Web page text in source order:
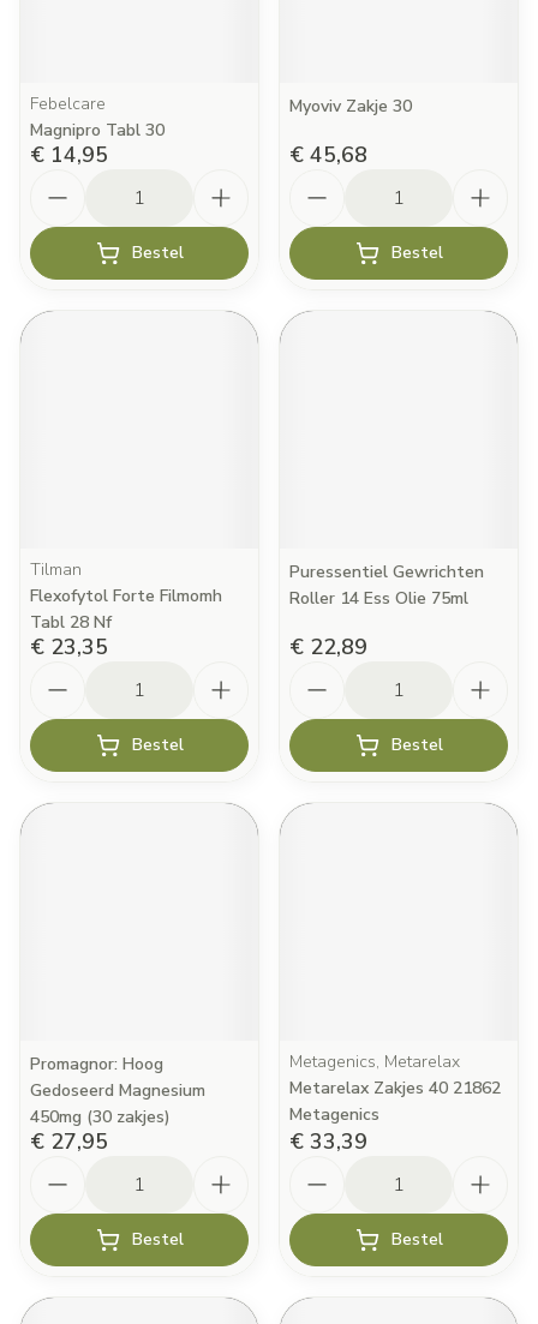
Febelcare
Magnipro Tabl 30
€ 14,95
Bestel
Myoviv Zakje 30
€ 45,68
Bestel
Tilman
Flexofytol Forte Filmomh
Tabl 28 Nf
€ 23,35
Bestel
Puressentiel Gewrichten
Roller 14 Ess Olie 75ml
€ 22,89
Bestel
Promagnor: Hoog
Gedoseerd Magnesium
450mg (30 zakjes)
€ 27,95
Bestel
Metagenics, Metarelax
Metarelax Zakjes 40 21862
Metagenics
€ 33,39
Bestel